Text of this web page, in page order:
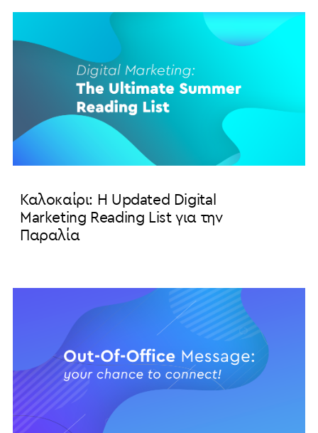
Καλοκαίρι: Η Updated Digital
Marketing Reading List για την
Παραλία